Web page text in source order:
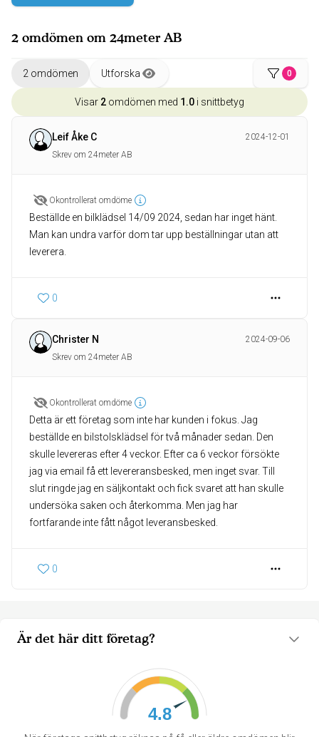
Är det här ditt företag?
4.8
2 omdömen om 24meter AB
2 omdömen Utforska 0
Visar 2 omdömen med 1.0 i snittbetyg
Leif Åke C
2024-12-01
Skrev om 24meter AB
Okontrollerat omdöme
Beställde en bilklädsel 14/09 2024, sedan har inget hänt.
Man kan undra varför dom tar upp beställningar utan att
leverera.
0
Christer N
2024-09-06
Skrev om 24meter AB
Okontrollerat omdöme
Detta är ett företag som inte har kunden i fokus. Jag
beställde en bilstolsklädsel för två månader sedan. Den
skulle levereras efter 4 veckor. Efter ca 6 veckor försökte
jag via email få ett levereransbesked, men inget svar. Till
slut ringde jag en säljkontakt och fick svaret att han skulle
undersöka saken och återkomma. Men jag har
fortfarande inte fått något leveransbesked.
0